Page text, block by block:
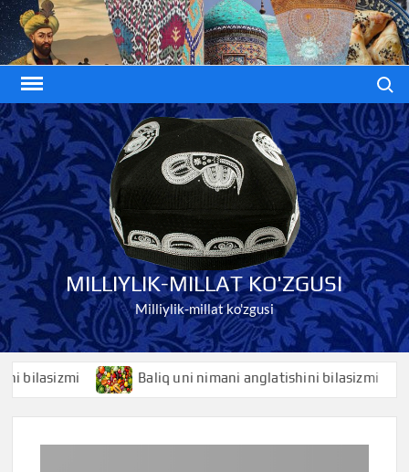
Skip
to
content
MILLIYLIK-MILLAT KO'ZGUSI
Milliylik-millat ko'zgusi
Baliq uni nimani anglatishini bilasizmi